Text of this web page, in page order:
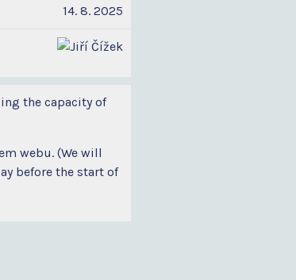
14. 8. 2025
the capacity of
webu. (We will
before the start of